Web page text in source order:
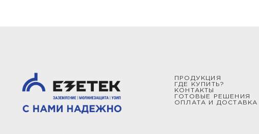
ПРОДУКЦИЯ
ГДЕ КУПИТЬ?
КОНТАКТЫ
ГОТОВЫЕ РЕШЕНИЯ
ОПЛАТА И ДОСТАВКА